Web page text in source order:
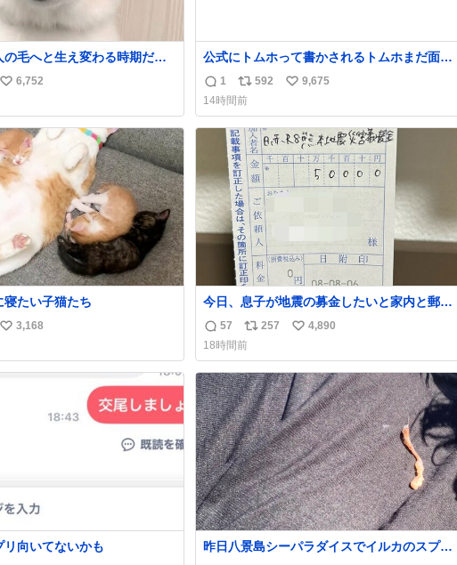
の毛へと生え変わる時期だ
着てるように見える良さがあ
い
6,752
公式にトムホって書かされるトムホまだ面白
い
返
信
数
1
リ
ポ
ス
ト
数
592
い
ね
数
9,675
14時間前
たい子猫たち
い
3,168
今日、息子が地震の募金したいと家内と郵便
局に行ったみたいです。おもちゃとか買う選
択肢もあったと思うけど、自分で貯めてた2万
円を役に立てて欲しい、みんなも元気になっ
て欲しいと。家内も一緒に募金したので、自
分も何かできたらなぁと思いました。
返
信
数
57
リ
ポ
ス
ト
数
257
い
ね
数
4,890
18時間前
リ向いてないかも
昨日八景島シーパラダイスでイルカのスプラ